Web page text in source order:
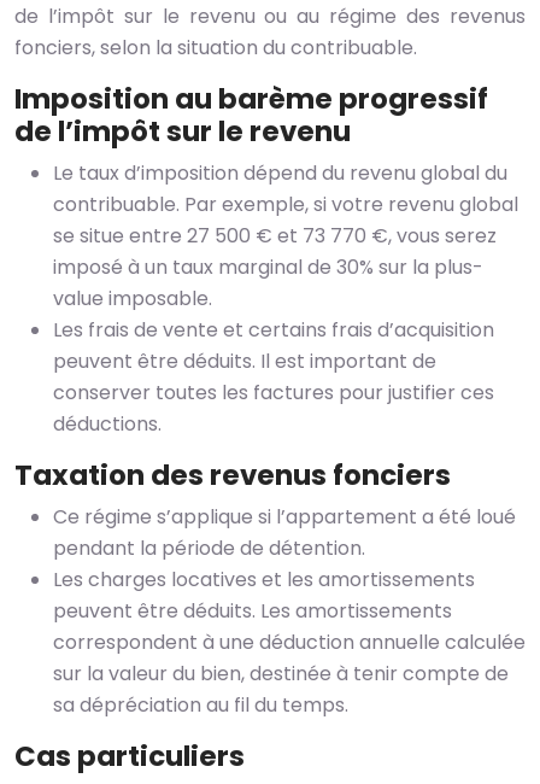
de l’impôt sur le revenu ou au régime des revenus
fonciers, selon la situation du contribuable.
Imposition au barème progressif
de l’impôt sur le revenu
Le taux d’imposition dépend du revenu global du
contribuable. Par exemple, si votre revenu global
se situe entre 27 500 € et 73 770 €, vous serez
imposé à un taux marginal de 30% sur la plus-
value imposable.
Les frais de vente et certains frais d’acquisition
peuvent être déduits. Il est important de
conserver toutes les factures pour justifier ces
déductions.
Taxation des revenus fonciers
Ce régime s’applique si l’appartement a été loué
pendant la période de détention.
Les charges locatives et les amortissements
peuvent être déduits. Les amortissements
correspondent à une déduction annuelle calculée
sur la valeur du bien, destinée à tenir compte de
sa dépréciation au fil du temps.
Cas particuliers